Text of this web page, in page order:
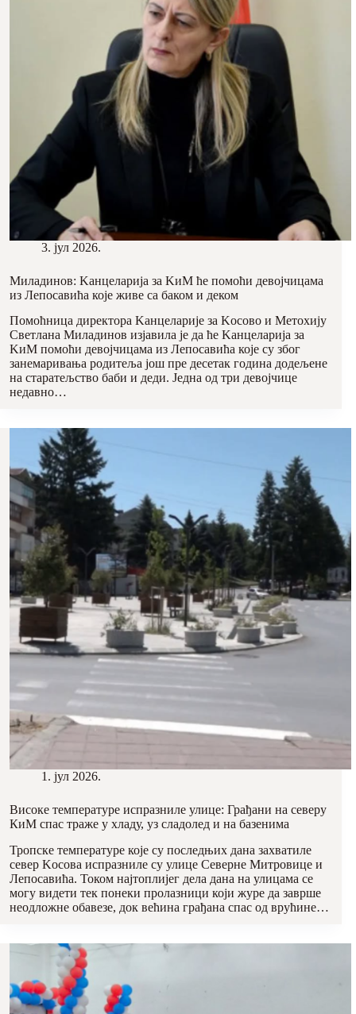
3. јул 2026.
Миладинов: Kанцеларија за KиМ ће помоћи девојчицама
из Лепосавића које живе са баком и деком
Помоћница директора Kанцеларије за Kосово и Метохију
Светлана Миладинов изјавила је да ће Kанцеларија за
KиМ помоћи девојчицама из Лепосавића које су због
занемаривања родитеља још пре десетак година додељене
на старатељство баби и деди. Једна од три девојчице
недавно…
1. јул 2026.
Високе температуре испразниле улице: Грађани на северу
КиМ спас траже у хладу, уз сладолед и на базенима
Тропске температуре које су последњих дана захватиле
север Kосова испразниле су улице Северне Митровице и
Лепосавића. Током најтоплијег дела дана на улицама се
могу видети тек понеки пролазници који журе да заврше
неодложне обавезе, док већина грађана спас од врућине…